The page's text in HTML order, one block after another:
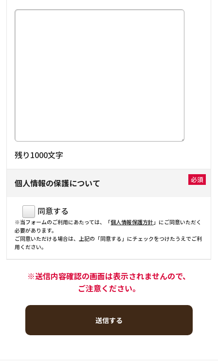
残り1000文字
個人情報の保護について
同意する
※当フォームのご利用にあたっては、「個人情報保護方針」にご同意いただく
必要があります。
ご同意いただける場合は、上記の「同意する」にチェックをつけたうえでご利
用ください。
※送信内容確認の画面は表示されませんので、
ご注意ください。